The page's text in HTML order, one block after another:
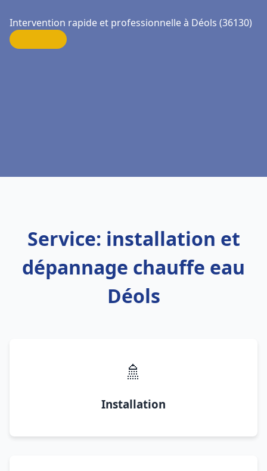
Intervention rapide et professionnelle à Déols (36130)
Service: installation et
dépannage chauffe eau
Déols
🚿
Installation